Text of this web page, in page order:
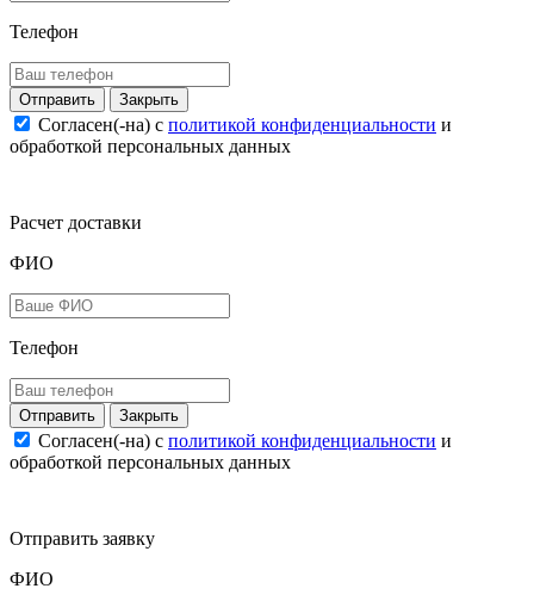
Телефон
Закрыть
Согласен(-на) c политикой конфиденциальности и
обработкой персональных данных
Расчет доставки
ФИО
Телефон
Закрыть
Согласен(-на) c политикой конфиденциальности и
обработкой персональных данных
Отправить заявку
ФИО